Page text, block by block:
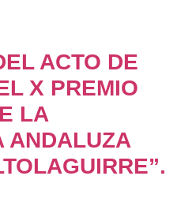
ACTO DE
X PREMIO
LA
ANDALUZA